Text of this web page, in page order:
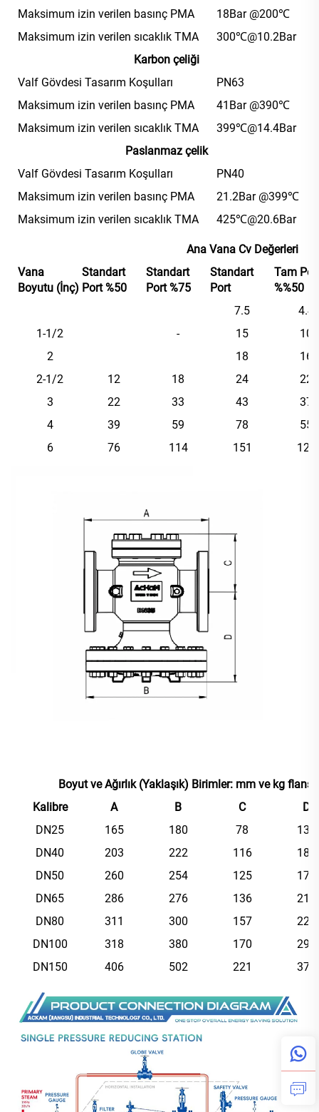
Maksimum izin verilen basınç PMA
18Bar @200℃
Maksimum izin verilen sıcaklık TMA
300℃@10.2Bar
Karbon çeliği
Valf Gövdesi Tasarım Koşulları
PN63
Maksimum izin verilen basınç PMA
41Bar @390℃
Maksimum izin verilen sıcaklık TMA
399℃@14.4Bar
Paslanmaz çelik
Valf Gövdesi Tasarım Koşulları
PN40
Maksimum izin verilen basınç PMA
21.2Bar @399℃
Maksimum izin verilen sıcaklık TMA
425℃@20.6Bar
Ana Vana Cv Değerleri
Vana
Boyutu (İnç)
Standart
Port %50
Standart
Port %75
Standart
Port
Tam
%%50
7.5
4.4
1-1/2
- 15
10
2
18
16
2-1/2
12 18 24
22
3
22 33 43
37
4
39 59 78
55
6
76 114 151 124
Boyut ve Ağırlık (Yaklaşık) Birimler: mm ve kg flanş
Kalibre
A B C
D
DN25
165 180 78
136
DN40
203 222 116
182
DN50
260 254 125
179
DN65
286 276 136
215
DN80
311 300 157
229
DN100
318 380 170
297
DN150
406 502 221 373